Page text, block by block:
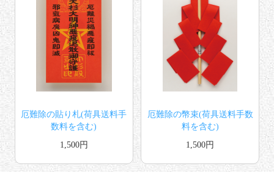
厄難除の貼り札(荷具送料手
数料を含む)
1,500円
厄難除の幣束(荷具送料手数
料を含む)
1,500円